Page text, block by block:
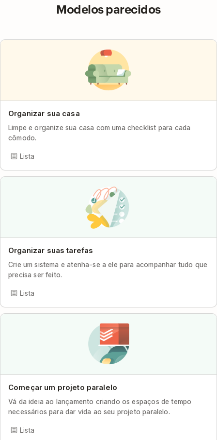
Modelos parecidos
Organizar sua casa
Limpe e organize sua casa com uma checklist para cada
cômodo.
Lista
Organizar suas tarefas
Crie um sistema e atenha-se a ele para acompanhar tudo que
precisa ser feito.
Lista
Começar um projeto paralelo
Vá da ideia ao lançamento criando os espaços de tempo
necessários para dar vida ao seu projeto paralelo.
Lista